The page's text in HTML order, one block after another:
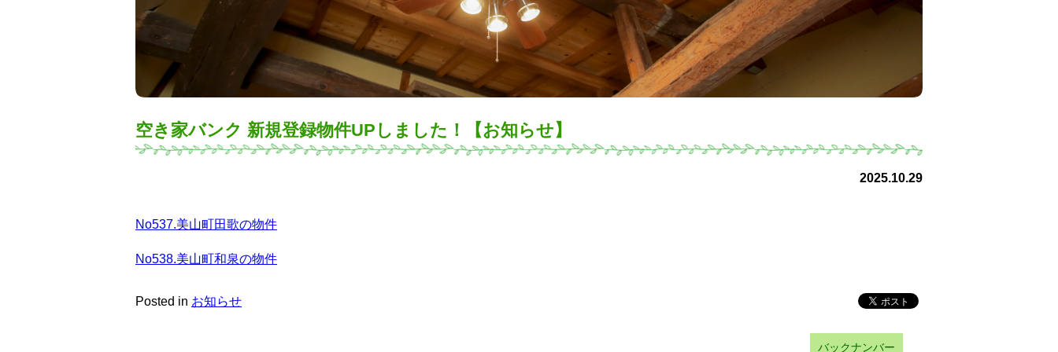
空き家バンク 新規登録物件UPしました！【お知らせ】
2025.10.29
No537.美山町田歌の物件
No538.美山町和泉の物件
Posted in お知らせ
バックナンバー